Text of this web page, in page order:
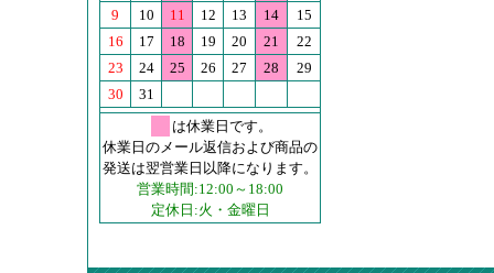
9
10 11 12 13 14
15
16
17 18 19 20 21
22
23
24 25 26 27 28
29
30
31
は休業日です。
休業日のメール返信および商品の
発送は翌営業日以降になります。
営業時間:12:00～18:00
定休日:火・金曜日